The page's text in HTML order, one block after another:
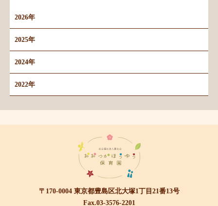
2026年
2025年
2024年
2022年
〒170-0004 東京都豊島区北大塚1丁目21番13号
Fax.03-3576-2201